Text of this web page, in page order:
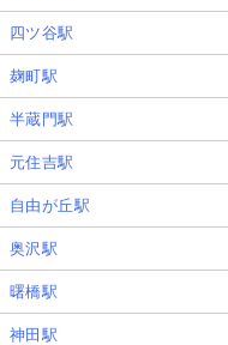
四ツ谷駅
麹町駅
半蔵門駅
元住吉駅
自由が丘駅
奥沢駅
曙橋駅
神田駅